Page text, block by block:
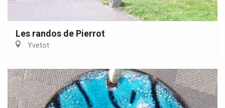
Les randos de Pierrot
Yvetot